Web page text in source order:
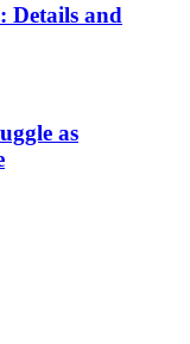
Details and
as